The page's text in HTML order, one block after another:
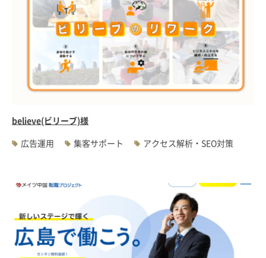
believe(ビリーブ)様
広告運用
集客サポート アクセス解析・SEO対策